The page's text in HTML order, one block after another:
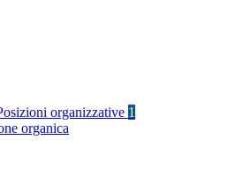
organizzative 1
organica